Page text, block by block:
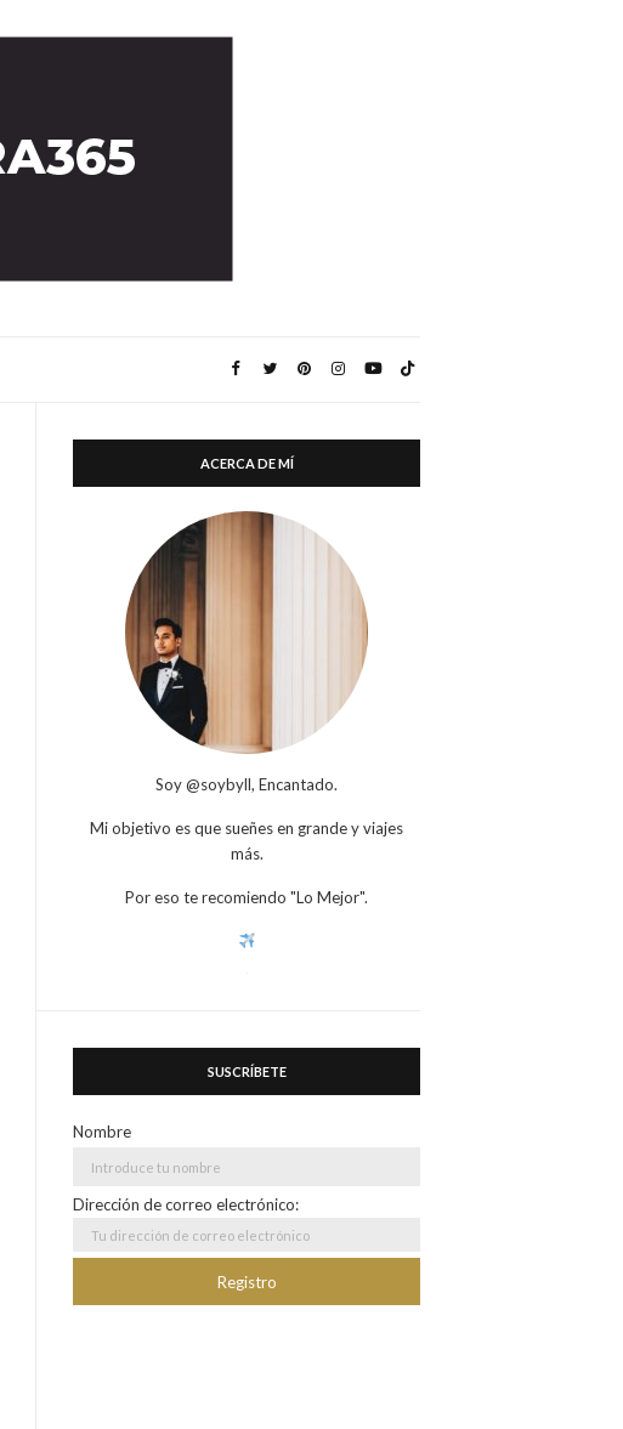
ACERCA DE MÍ
Soy @soybyll, Encantado.
Mi objetivo es que sueñes en grande y viajes
más.
Por eso te recomiendo "Lo Mejor".
SUSCRÍBETE
Nombre
Dirección de correo electrónico: